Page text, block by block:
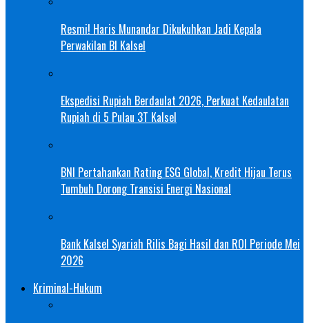
Resmi! Haris Munandar Dikukuhkan Jadi Kepala
Perwakilan BI Kalsel
Ekspedisi Rupiah Berdaulat 2026, Perkuat Kedaulatan
Rupiah di 5 Pulau 3T Kalsel
BNI Pertahankan Rating ESG Global, Kredit Hijau Terus
Tumbuh Dorong Transisi Energi Nasional
Bank Kalsel Syariah Rilis Bagi Hasil dan ROI Periode Mei
2026
Kriminal-Hukum